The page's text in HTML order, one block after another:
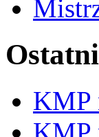
KMP